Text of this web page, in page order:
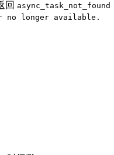
回 async_task_not_found
no longer available.